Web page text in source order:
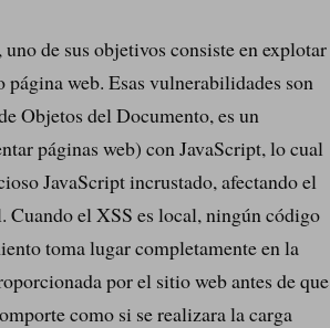
de sus objetivos consiste en explotar
web. Esas vulnerabilidades son
Objetos del Documento, es un
páginas web) con JavaScript, lo cual
JavaScript incrustado, afectando el
Cuando el XSS es local, ningún código
toma lugar completamente en la
por el sitio web antes de que
como si se realizara la carga